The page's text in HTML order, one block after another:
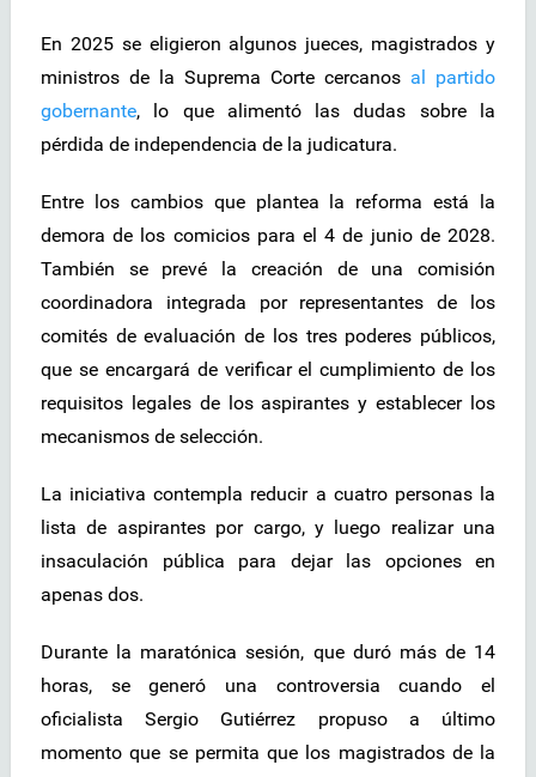
En 2025 se eligieron algunos jueces, magistrados y
ministros de la Suprema Corte cercanos al partido
gobernante, lo que alimentó las dudas sobre la
pérdida de independencia de la judicatura.
Entre los cambios que plantea la reforma está la
demora de los comicios para el 4 de junio de 2028.
También se prevé la creación de una comisión
coordinadora integrada por representantes de los
comités de evaluación de los tres poderes públicos,
que se encargará de verificar el cumplimiento de los
requisitos legales de los aspirantes y establecer los
mecanismos de selección.
La iniciativa contempla reducir a cuatro personas la
lista de aspirantes por cargo, y luego realizar una
insaculación pública para dejar las opciones en
apenas dos.
Durante la maratónica sesión, que duró más de 14
horas, se generó una controversia cuando el
oficialista Sergio Gutiérrez propuso a último
momento que se permita que los magistrados de la